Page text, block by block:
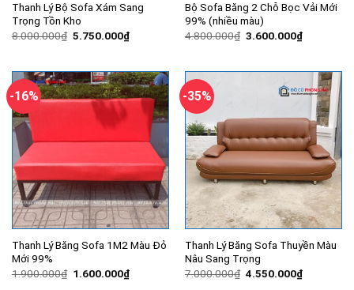
Thanh Lý Bộ Sofa Xám Sang
Trọng Tồn Kho
8.000.000₫ Giá
5.750.000₫Giá
hiện
5.750.000₫.
Bộ Sofa Băng 2 Chỗ Bọc Vải Mới
99% (nhiều màu)
4.800.000₫ Giá
3.600.000₫Giá
hiện
-16%
Thanh Lý Băng Sofa 1M2 Màu Đỏ
Mới 99%
1.900.000₫ Giá
1.600.000₫Giá
hiện
-35%
Thanh Lý Băng Sofa Thuyền Màu
Nâu Sang Trọng
7.000.000₫ Giá
4.550.000₫Giá
hiện